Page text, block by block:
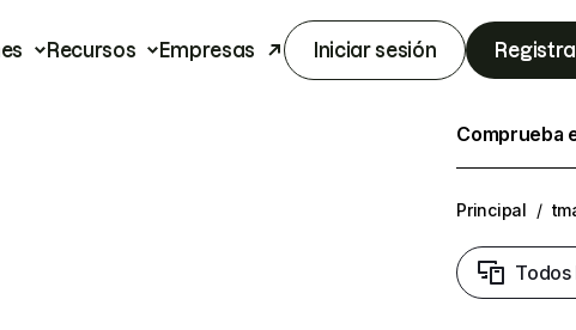
Recursos Empresas Iniciar sesión
Comprueba
Principal /
Todos